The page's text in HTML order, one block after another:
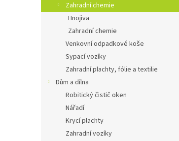
Zahradní chemie
Hnojiva
Zahradní chemie
Venkovní odpadkové koše
Sypací vozíky
Zahradní plachty, fólie a textilie
Dům a dílna
Robitický čistič oken
Nářadí
Krycí plachty
Zahradní vozíky